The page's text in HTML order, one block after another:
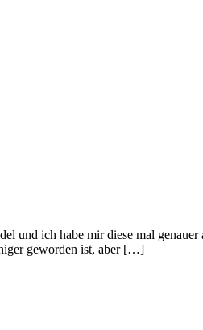
und ich habe mir diese mal
geworden ist, aber […]